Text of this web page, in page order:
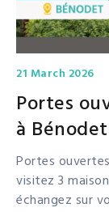
21 March 2026
Portes
à
Portes
visitez 3
échangez sur